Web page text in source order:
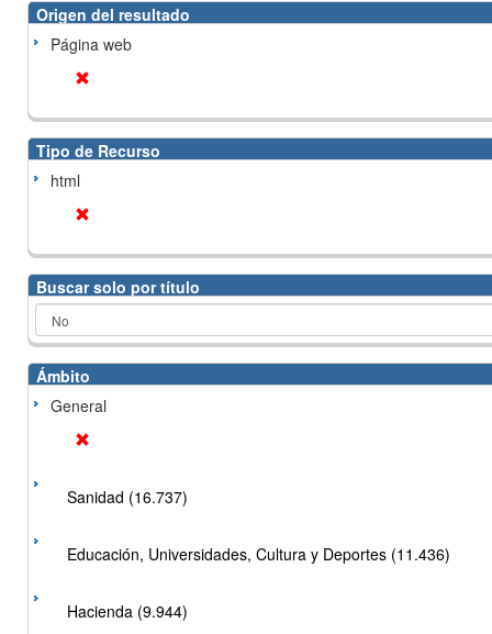
Origen del resultado
Página web
Tipo de Recurso
html
Buscar solo por título
Ámbito
General
Sanidad (16.737)
Educación, Universidades, Cultura y Deportes (11.436)
Hacienda (9.944)